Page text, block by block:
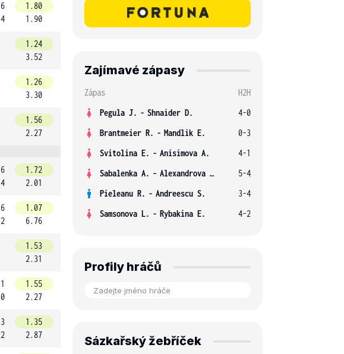
6
4
1.80
1.90
1.24
3.52
1.26
3.30
1.56
2.27
6
4
1.72
2.01
6
2
1.07
6.76
1.53
2.31
1
0
1.55
2.27
3
2
1.35
2.87
Zajímavé zápasy
Zápas
H2H
Pegula J. - Shnaider D.
4-0
Brantmeier R. - Mandlik E.
0-3
Svitolina E. - Anisimova A.
4-1
Sabalenka A. - Alexandrova E.
5-4
Pieleanu R. - Andreescu S.
3-4
Samsonova L. - Rybakina E. 4-2
Profily hráčů
Sázkařský žebříček